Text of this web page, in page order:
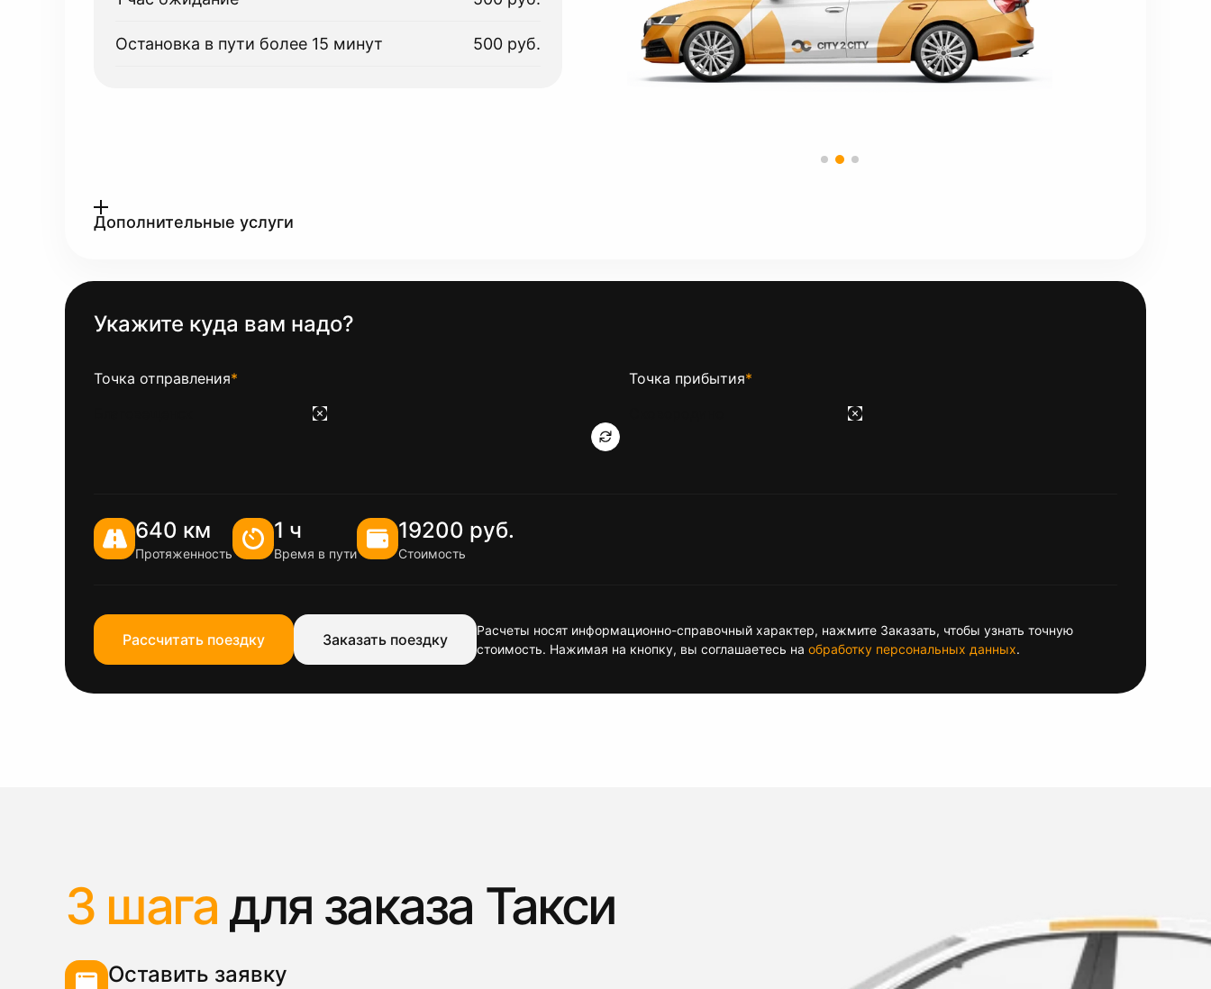
Остановка в пути более 15 минут 500 руб.
Дополнительные услуги
Укажите куда вам надо?
Точка отправления* Точка прибытия*
640 км
Протяженность
1 ч
Время в пути
19200 руб.
Стоимость
Рассчитать поездку Заказать поездку
Расчеты носят информационно-справочный характер, нажмите Заказать, чтобы узнать точную
стоимость. Нажимая на кнопку, вы соглашаетесь на обработку персональных данных.
3 шага для заказа Такси
Оставить заявку